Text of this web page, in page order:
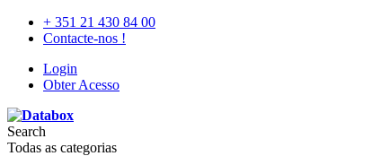
+ 351 21 430 84 00
Contacte-nos !
Login
Obter Acesso
Search
Todas as categorias